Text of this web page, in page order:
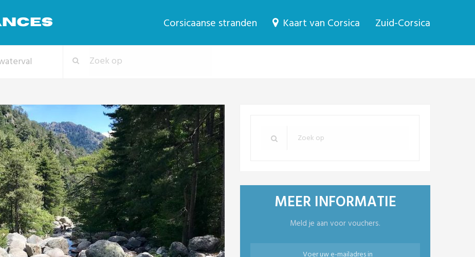
Corsicaanse stranden Kaart van Corsica Zuid-Corsica
MEER INFORMATIE
Meld je aan voor vouchers.